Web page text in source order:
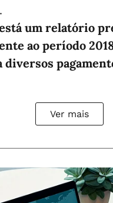
está um relatório
ao período
Ver mais